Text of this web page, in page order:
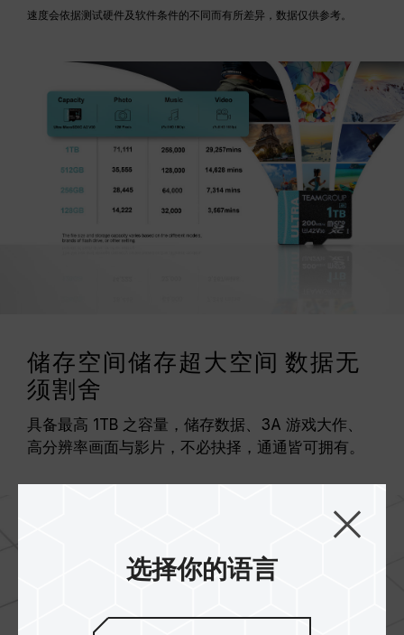
速度会依据测试硬件及软件条件的不同而有所差异，数据仅供参考。
储存空间储存超大空间 数据无
须割舍
具备最高 1TB 之容量，储存数据、3A 游戏大作、
高分辨率画面与影片，不必抉择，通通皆可拥有。
选择你的语言